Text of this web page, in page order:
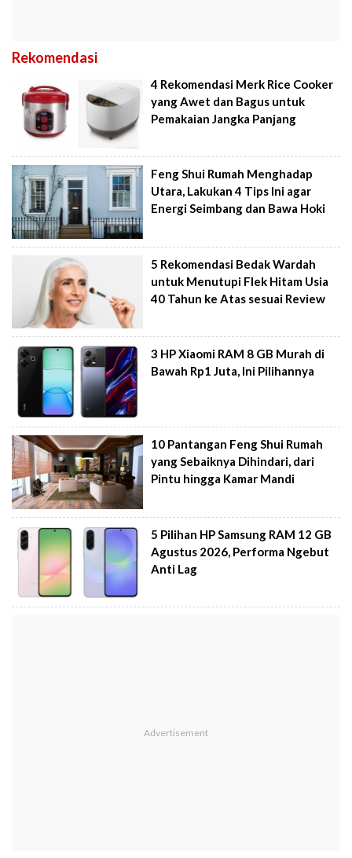
Rekomendasi
4 Rekomendasi Merk Rice Cooker
yang Awet dan Bagus untuk
Pemakaian Jangka Panjang
Feng Shui Rumah Menghadap
Utara, Lakukan 4 Tips Ini agar
Energi Seimbang dan Bawa Hoki
5 Rekomendasi Bedak Wardah
untuk Menutupi Flek Hitam Usia
40 Tahun ke Atas sesuai Review
3 HP Xiaomi RAM 8 GB Murah di
Bawah Rp1 Juta, Ini Pilihannya
10 Pantangan Feng Shui Rumah
yang Sebaiknya Dihindari, dari
Pintu hingga Kamar Mandi
5 Pilihan HP Samsung RAM 12 GB
Agustus 2026, Performa Ngebut
Anti Lag